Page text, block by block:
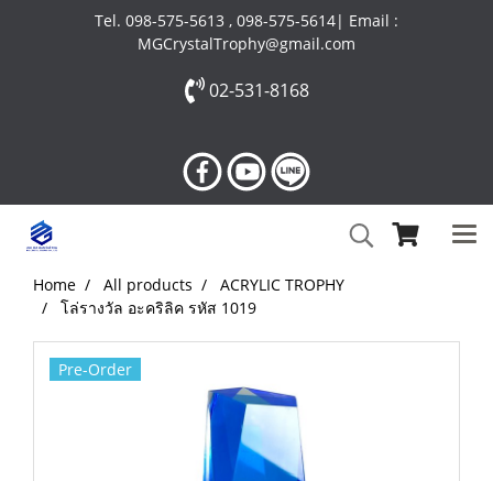
Tel. 098-575-5613 , 098-575-5614| Email :
MGCrystalTrophy@gmail.com
02-531-8168
Home All products
ACRYLIC TROPHY
โล่รางวัล อะคริลิค รหัส 1019
Pre-Order